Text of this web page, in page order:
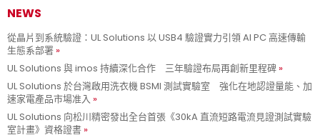
NEWS
從晶片到系統驗證：UL Solutions 以 USB4 驗證實力引領 AI PC 高速傳輸
生態系部署
UL Solutions 與 imos 持續深化合作 三年驗證布局再創新里程碑
UL Solutions 於台灣啟用洗衣機 BSMI 測試實驗室 強化在地認證量能、加
速家電產品市場准入
UL Solutions 向松川精密發出全台首張《30kA 直流短路電流見證測試實驗
室計畫》資格證書